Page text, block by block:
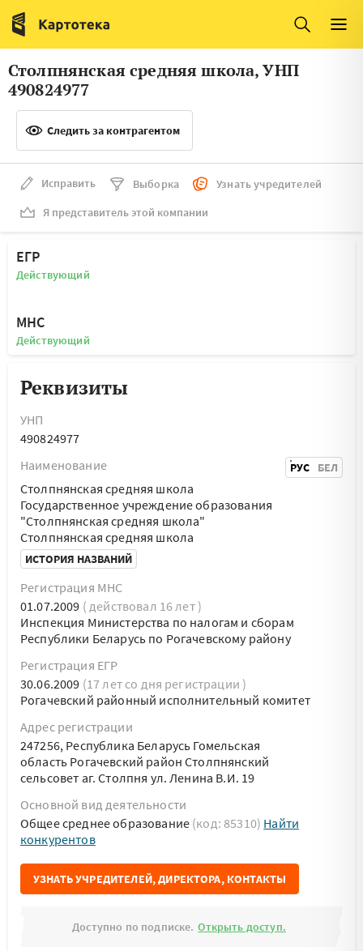
Италия
Люксембург
Литва
Латвия
Словения
Франция
Финляндия
Швеция
Мальта
Столпнянская средняя школа, УНП
490824977
Следить за контрагентом
Исправить Выборка
Узнать учредителей
Я представитель этой компании
ЕГР
Действующий
МНС
Действующий
Реквизиты
УНП
490824977
Наименование
РУС БЕЛ
Столпнянская средняя школа
Государственное учреждение образования
"Столпнянская средняя школа"
Столпнянская средняя школа
ИСТОРИЯ НАЗВАНИЙ
Регистрация МНС
01.07.2009 ( действовал 16 лет )
Инспекция Министерства по налогам и сборам
Республики Беларусь по Рогачевскому району
Регистрация ЕГР
30.06.2009 (17 лет со дня регистрации )
Рогачевский районный исполнительный комитет
Адрес регистрации
247256, Республика Беларусь Гомельская
область Рогачевский район Столпнянский
сельсовет аг. Столпня ул. Ленина В.И. 19
Основной вид деятельности
Общее среднее образование (код: 85310) Найти
конкурентов
УЗНАТЬ УЧРЕДИТЕЛЕЙ, ДИРЕКТОРА, КОНТАКТЫ
Доступно по подписке. Открыть доступ.